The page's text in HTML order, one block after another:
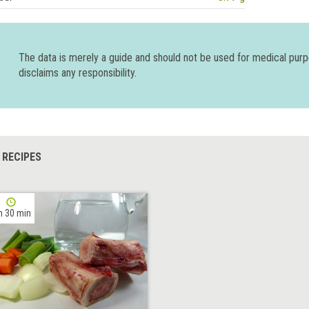
The data is merely a guide and should not be used for medical
disclaims any responsibility.
30 min